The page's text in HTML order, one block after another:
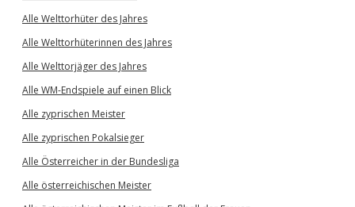
Alle Welttorhüter des Jahres
Alle Welttorhüterinnen des Jahres
Alle Welttorjäger des Jahres
Alle WM-Endspiele auf einen Blick
Alle zyprischen Meister
Alle zyprischen Pokalsieger
Alle Österreicher in der Bundesliga
Alle österreichischen Meister